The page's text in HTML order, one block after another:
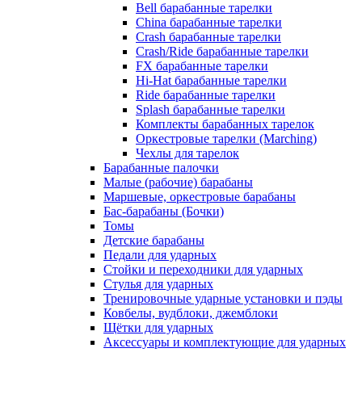
Bell барабанные тарелки
China барабанные тарелки
Crash барабанные тарелки
Crash/Ride барабанные тарелки
FX барабанные тарелки
Hi-Hat барабанные тарелки
Ride барабанные тарелки
Splash барабанные тарелки
Комплекты барабанных тарелок
Оркестровые тарелки (Marching)
Чехлы для тарелок
Барабанные палочки
Малые (рабочие) барабаны
Маршевые, оркестровые барабаны
Бас-барабаны (Бочки)
Томы
Детские барабаны
Педали для ударных
Стойки и переходники для ударных
Стулья для ударных
Тренировочные ударные установки и пэды
Ковбелы, вудблоки, джемблоки
Щётки для ударных
Аксесcуары и комплектующие для ударных